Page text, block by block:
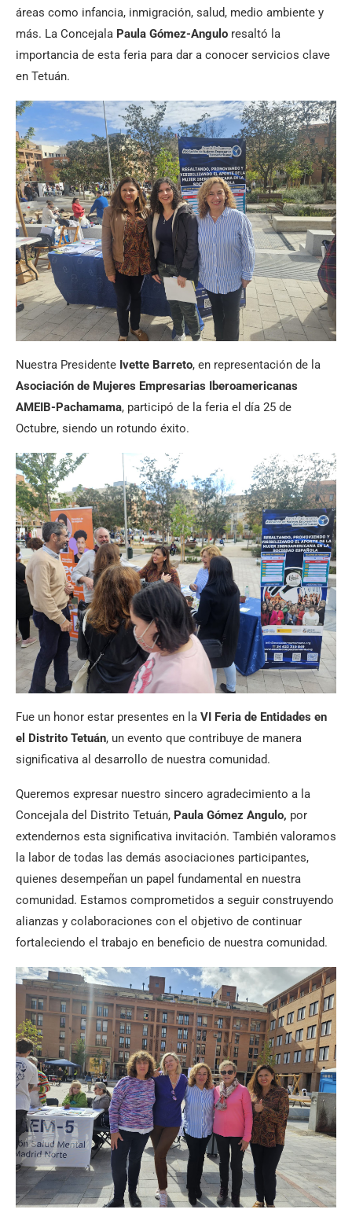
áreas como infancia, inmigración, salud, medio ambiente y
más. La Concejala Paula Gómez-Angulo resaltó la
importancia de esta feria para dar a conocer servicios clave
en Tetuán.
Nuestra Presidente Ivette Barreto, en representación de la
Asociación de Mujeres Empresarias Iberoamericanas
AMEIB-Pachamama, participó de la feria el día 25 de
Octubre, siendo un rotundo éxito.
Fue un honor estar presentes en la VI Feria de Entidades en
el Distrito Tetuán, un evento que contribuye de manera
significativa al desarrollo de nuestra comunidad.
Queremos expresar nuestro sincero agradecimiento a la
Concejala del Distrito Tetuán, Paula Gómez Angulo, por
extendernos esta significativa invitación. También valoramos
la labor de todas las demás asociaciones participantes,
quienes desempeñan un papel fundamental en nuestra
comunidad. Estamos comprometidos a seguir construyendo
alianzas y colaboraciones con el objetivo de continuar
fortaleciendo el trabajo en beneficio de nuestra comunidad.